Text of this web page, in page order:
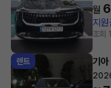
월
지원
조회
렌트 기아